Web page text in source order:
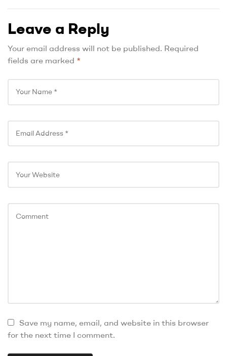
Sicht unter anderem man
spurt
Leave a Reply
Your email address will not be published. Required
fields are marked *
Save my name, email, and website in this browser
for the next time I comment.